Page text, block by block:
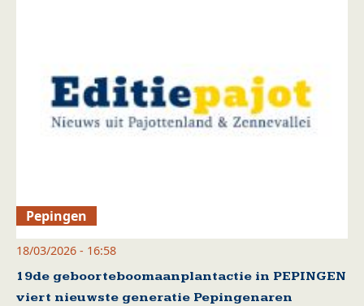
Pepingen
18/03/2026 - 16:58
19de geboorteboomaanplantactie in PEPINGEN
viert nieuwste generatie Pepingenaren